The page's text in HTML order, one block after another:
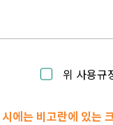
위 사용규
에는 비고란에 있는